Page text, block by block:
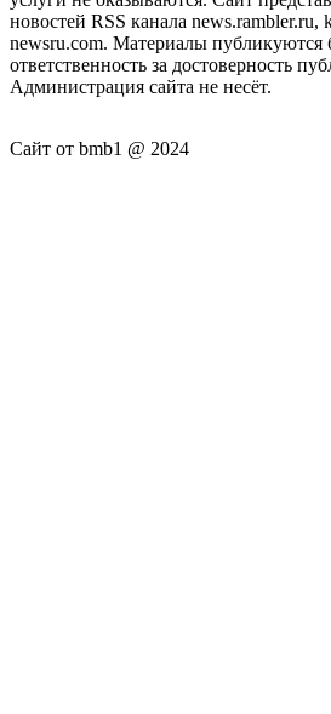
новостей RSS канала news.rambler.ru,
newsru.com. Материалы публикуются
ответственность за достоверность
Администрация сайта не несёт.
Сайт от bmb1 @ 2024